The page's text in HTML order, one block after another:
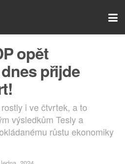
opět
přijde
i ve čtvrtek, a to
výsledkům Tesly a
růstu ekonomiky